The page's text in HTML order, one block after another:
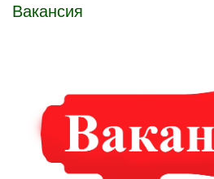
Вакансия